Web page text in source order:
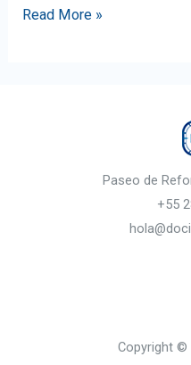
Descubrimiento
Read More »
Paseo de
+55
Copyright ©